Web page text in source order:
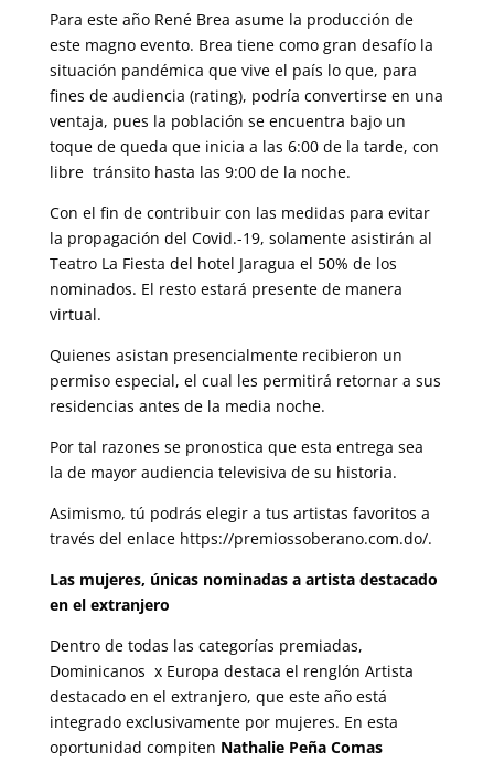
Para este año René Brea asume la producción de
este magno evento. Brea tiene como gran desafío la
situación pandémica que vive el país lo que, para
fines de audiencia (rating), podría convertirse en una
ventaja, pues la población se encuentra bajo un
toque de queda que inicia a las 6:00 de la tarde, con
libre tránsito hasta las 9:00 de la noche.
Con el fin de contribuir con las medidas para evitar
la propagación del Covid.-19, solamente asistirán al
Teatro La Fiesta del hotel Jaragua el 50% de los
nominados. El resto estará presente de manera
virtual.
Quienes asistan presencialmente recibieron un
permiso especial, el cual les permitirá retornar a sus
residencias antes de la media noche.
Por tal razones se pronostica que esta entrega sea
la de mayor audiencia televisiva de su historia.
Asimismo, tú podrás elegir a tus artistas favoritos a
través del enlace https://premiossoberano.com.do/.
Las mujeres, únicas nominadas a artista destacado
en el extranjero
Dentro de todas las categorías premiadas,
Dominicanos x Europa destaca el renglón Artista
destacado en el extranjero, que este año está
integrado exclusivamente por mujeres. En esta
oportunidad compiten Nathalie Peña Comas